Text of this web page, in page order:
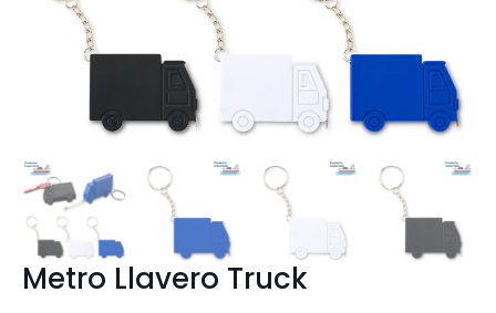
Metro Llavero Truck